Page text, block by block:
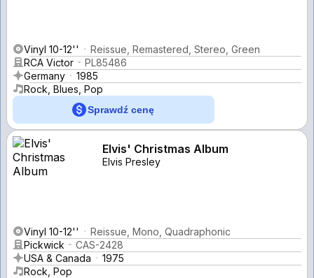
Vinyl 10-12''
Reissue, Remastered, Stereo, Green
RCA Victor
PL85486
Germany
1985
Rock, Blues, Pop
Sprawdź cenę
Elvis' Christmas Album
Elvis Presley
Vinyl 10-12''
Reissue, Mono, Quadraphonic
Pickwick
CAS-2428
USA & Canada
1975
Rock, Pop